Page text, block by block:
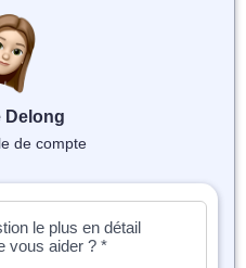
Delong
de compte